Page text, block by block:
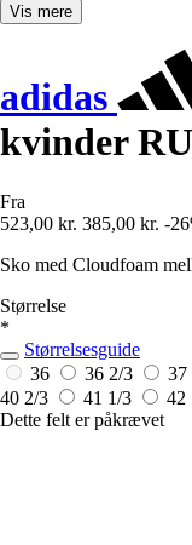
Vis mere
adidas
kvinder
Fra
523,00 kr. 385,00 kr. -
Sko med Cloudfoam
Størrelse
*
Størrelsesguide
36
36 2/3 37
40 2/3
41 1/3 42
Dette felt er påkrævet